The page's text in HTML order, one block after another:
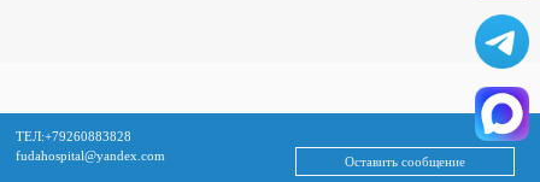
ТЕЛ:+79260883828
fudahospital@yandex.com
Оставить сообщение